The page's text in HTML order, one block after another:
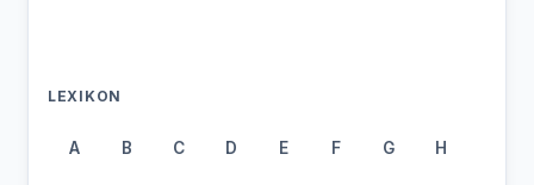
LEXIKON
A B C D E F G H